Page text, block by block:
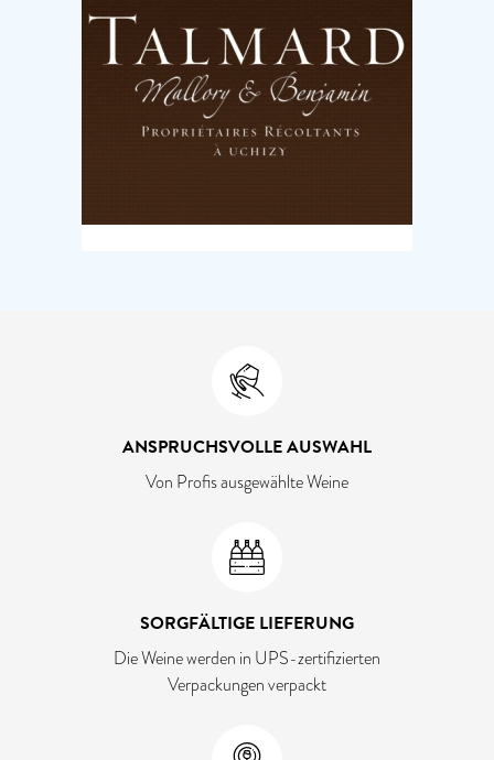
ANSPRUCHSVOLLE AUSWAHL
Von Profis ausgewählte Weine
SORGFÄLTIGE LIEFERUNG
Die Weine werden in UPS-zertifizierten
Verpackungen verpackt